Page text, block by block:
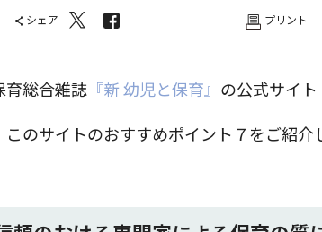
シェア プリント
育総合雑誌 『新 幼児と保育』 の公式サイト
このサイトのおすすめポイント７をご紹介